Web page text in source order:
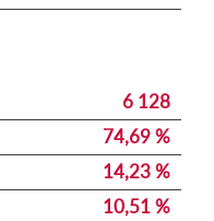
6 128
74,69 %
14,23 %
10,51 %